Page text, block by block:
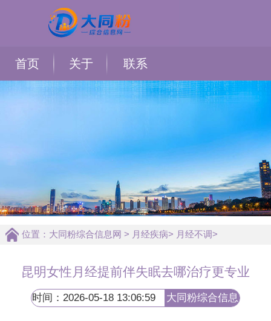
首页 关于 联系
位置： 大同粉综合信息网 > 月经疾病> 月经不调>
昆明女性月经提前伴失眠去哪治疗更专业
时间：2026-05-18 13:06:59
大同粉综合信息